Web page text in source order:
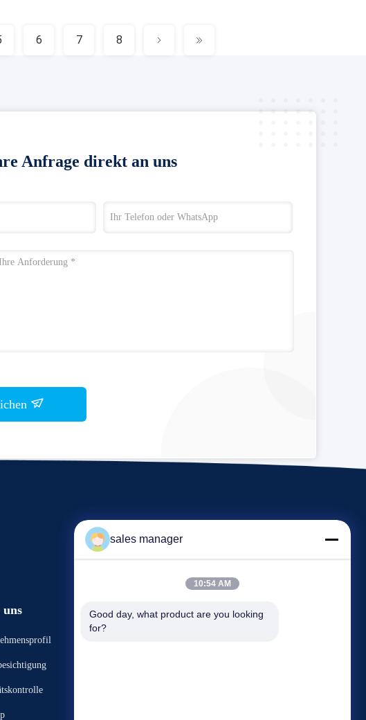
6 7 8
Anfrage direkt an uns
Veranstaltungen
Antrag Ein Zitat
sales manager
10:54 AM
Good day, what product are you looking
for?